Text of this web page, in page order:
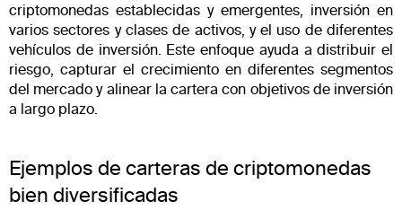
criptomonedas establecidas y emergentes, inversión en
varios sectores y clases de activos, y el uso de diferentes
vehículos de inversión. Este enfoque ayuda a distribuir el
riesgo, capturar el crecimiento en diferentes segmentos
del mercado y alinear la cartera con objetivos de inversión
a largo plazo.​
Ejemplos de carteras de criptomonedas
bien diversificadas